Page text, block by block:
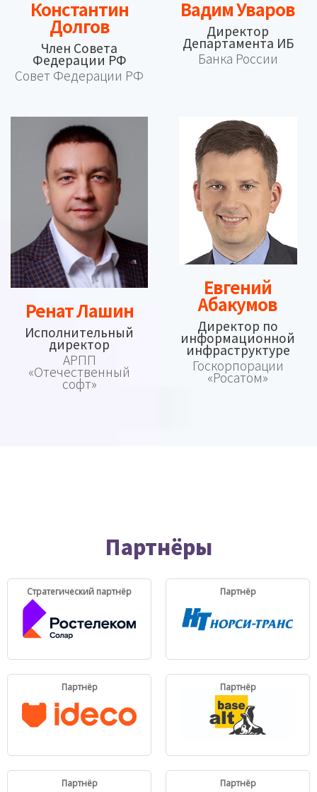
Константин
Долгов
Член Совета
Федерации РФ
Совет Федерации РФ
Вадим Уваров
Директор
Департамента ИБ
Банка России
Ренат Лашин
Исполнительный
директор
АРПП
«Отечественный
софт»
Евгений
Абакумов
Директор по
информационной
инфраструктуре
Госкорпорации
«Росатом»
Партнёры
Стратегический партнёр Партнёр
Партнёр Партнёр
Партнёр Партнёр